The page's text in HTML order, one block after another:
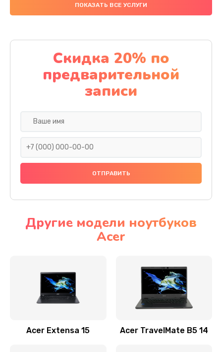
Замена южного моста
Заказать
Чистка от пыли
1060 руб.
Заказать
Ремонт подсветки
Настройка BIOS
Замена видеочипа
Заказать
ПОКАЗАТЬ ВСЕ УСЛУГИ
Скидка 20% по
предварительной
записи
Другие модели ноутбуков
Acer
Acer Extensa 15 Acer TravelMate B5 14